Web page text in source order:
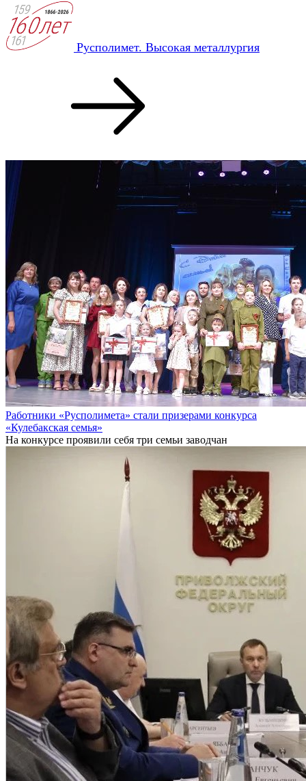
Русполимет. Высокая металлургия
Работники «Русполимета» стали призерами конкурса
«Кулебакская семья»
На конкурсе проявили себя три семьи заводчан